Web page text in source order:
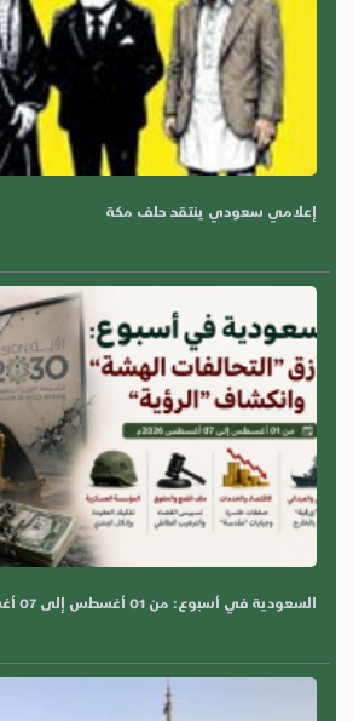
إعلامي سعودي ينتقد حلف مكة
السعودية في أسبوع: من 01 أغسطس إلى 07 أغسطس 2026م